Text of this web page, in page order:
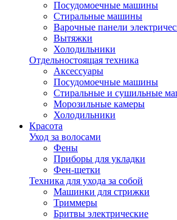
Посудомоечные машины
Стиральные машины
Варочные панели
Вытяжки
Холодильники
Отдельностоящая техника
Аксессуары
Посудомоечные машины
Стиральные и сушильные
Морозильные камеры
Холодильники
Красота
Уход за волосами
Фены
Приборы для укладки
Фен-щетки
Техника для ухода за собой
Машинки для стрижки
Триммеры
Бритвы электрические